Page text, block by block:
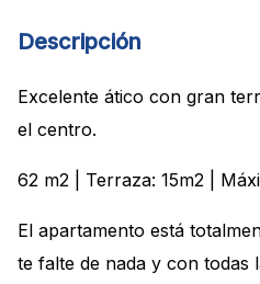
Descripción
Excelente ático con gran
el centro.
62 m2 | Terraza: 15m2 |
El apartamento está
te falte de nada y con todas